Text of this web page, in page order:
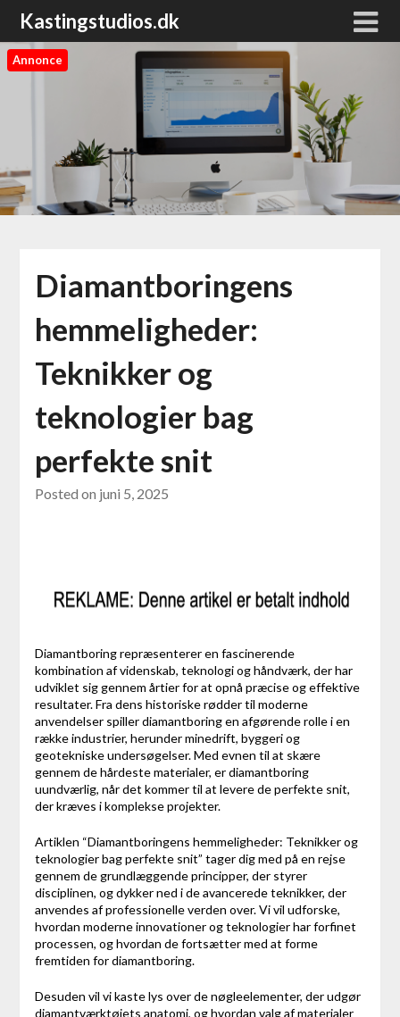
Kastingstudios.dk
Annonce
Diamantboringens
hemmeligheder:
Teknikker og
teknologier bag
perfekte snit
Posted on juni 5, 2025
Diamantboring repræsenterer en fascinerende
kombination af videnskab, teknologi og håndværk, der har
udviklet sig gennem årtier for at opnå præcise og effektive
resultater. Fra dens historiske rødder til moderne
anvendelser spiller diamantboring en afgørende rolle i en
række industrier, herunder minedrift, byggeri og
geotekniske undersøgelser. Med evnen til at skære
gennem de hårdeste materialer, er diamantboring
uundværlig, når det kommer til at levere de perfekte snit,
der kræves i komplekse projekter.
Artiklen “Diamantboringens hemmeligheder: Teknikker og
teknologier bag perfekte snit” tager dig med på en rejse
gennem de grundlæggende principper, der styrer
disciplinen, og dykker ned i de avancerede teknikker, der
anvendes af professionelle verden over. Vi vil udforske,
hvordan moderne innovationer og teknologier har forfinet
processen, og hvordan de fortsætter med at forme
fremtiden for diamantboring.
Desuden vil vi kaste lys over de nøgleelementer, der udgør
diamantværktøjets anatomi, og hvordan valg af materialer